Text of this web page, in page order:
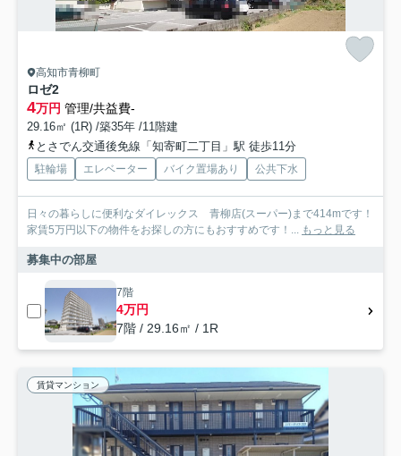
高知市青柳町
ロゼ2
4万円 管理/共益費-
29.16㎡ (1R) /築35年 /11階建
とさでん交通後免線「知寄町二丁目」駅 徒歩11分
駐輪場 エレベーター バイク置場あり 公共下水
日々の暮らしに便利なダイレックス 青柳店(スーパー)まで414mです！
家賃5万円以下の物件をお探しの方にもおすすめです！... もっと見る
募集中の部屋
7階
4万円
7階 / 29.16㎡ / 1R
賃貸マンション